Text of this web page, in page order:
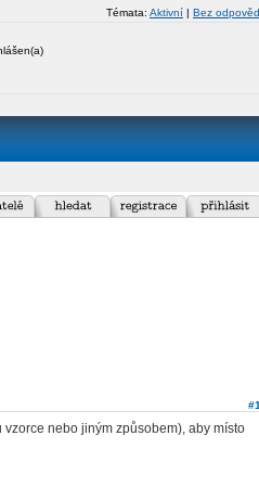
Témata: Aktivní | Bez
#1
nebo jiným způsobem), aby místo